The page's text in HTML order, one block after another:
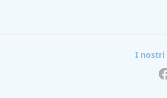
I nostri